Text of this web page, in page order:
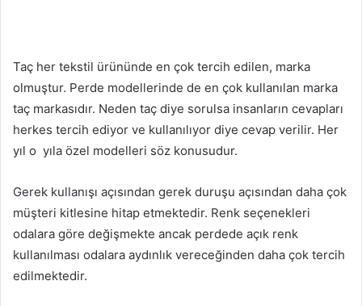
Taç her tekstil ürününde en çok tercih edilen, marka
olmuştur. Perde modellerinde de en çok kullanılan marka
taç markasıdır. Neden taç diye sorulsa insanların cevapları
herkes tercih ediyor ve kullanılıyor diye cevap verilir. Her
yıl o yıla özel modelleri söz konusudur.
Gerek kullanışı açısından gerek duruşu açısından daha çok
müşteri kitlesine hitap etmektedir. Renk seçenekleri
odalara göre değişmekte ancak perdede açık renk
kullanılması odalara aydınlık vereceğinden daha çok tercih
edilmektedir.